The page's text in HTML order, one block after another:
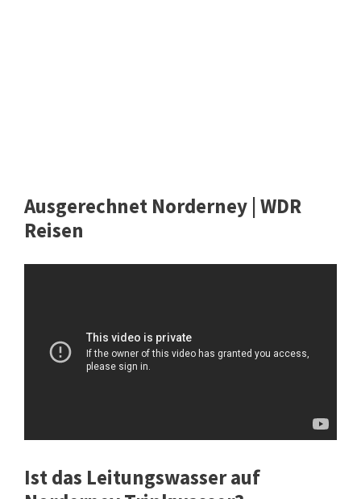
Ausgerechnet Norderney | WDR
Reisen
Ist das Leitungswasser auf